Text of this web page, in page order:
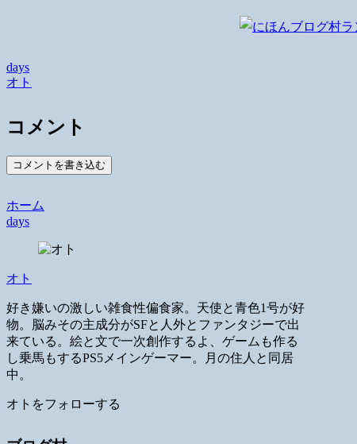
days
オト
コメント
コメントを書き込む
ホーム
days
オト
好き嫌いの激しい雑食性偏食家。天使と青色1号が好
物。脳みその主成分がSFと人外とファンタジーで出
来ている。絵と文で一次創作するよ、ゲームも作る
し乗馬もするPS5メインゲーマー。月の住人と同居
中。
オトをフォローする